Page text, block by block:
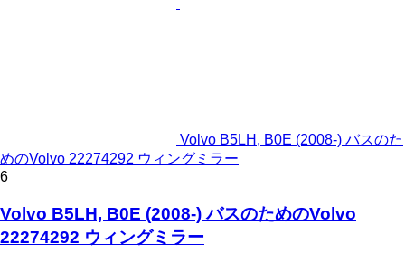
Volvo B5LH, B0E (2008-) バスのた
めのVolvo 22274292 ウィングミラー
6
Volvo B5LH, B0E (2008-) バスのためのVolvo
22274292 ウィングミラー